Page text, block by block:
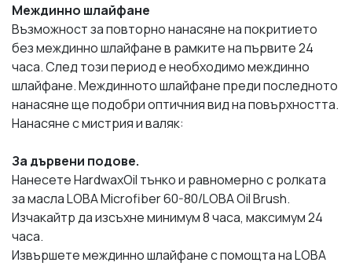
Междинно шлайфане
Възможност за повторно нанасяне на покритието
без междинно шлайфане в рамките на първите 24
часа. След този период е необходимо междинно
шлайфане. Междинното шлайфане преди последното
нанасяне ще подобри оптичния вид на повърхността.
Нанасяне с мистрия и валяк:
За дървени подове.
Нанесете HardwaxOil тънко и равномерно с ролката
за масла LOBA Microfiber 60-80/LOBA Oil Brush.
Изчакайтр да изсъхне минимум 8 часа, максимум 24
часа.
Извършете междинно шлайфане с помощта на LOBA